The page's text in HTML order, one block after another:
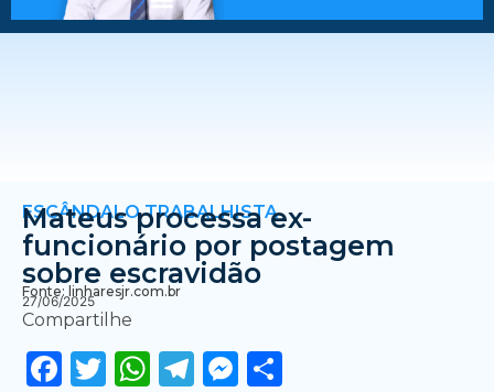
ESCÂNDALO TRABALHISTA
Mateus processa ex-
funcionário por postagem
sobre escravidão
Fonte: linharesjr.com.br
27/06/2025
Compartilhe
Facebook
Twitter
WhatsApp
Telegram
Messenger